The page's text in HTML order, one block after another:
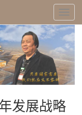
发展战略